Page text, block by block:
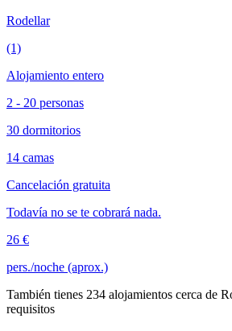
Rodellar
(1)
Alojamiento entero
2 - 20 personas
30 dormitorios
14 camas
Cancelación gratuita
Todavía no se te cobrará nada.
26 €
pers./noche (aprox.)
También tienes 234 alojamientos cerca de
requisitos